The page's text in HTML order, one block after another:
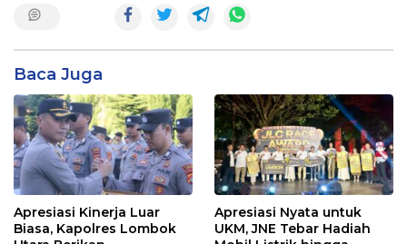
Baca Juga
Apresiasi Kinerja Luar
Biasa, Kapolres Lombok
Apresiasi Nyata untuk
UKM, JNE Tebar Hadiah